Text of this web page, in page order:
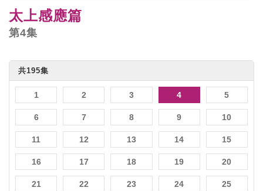
太上感應篇
第4集
共195集
1 2 3 4 5
6 7 8 9 10
11 12 13 14 15
16 17 18 19 20
21 22 23 24 25